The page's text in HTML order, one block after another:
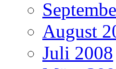
August
Juli 2008